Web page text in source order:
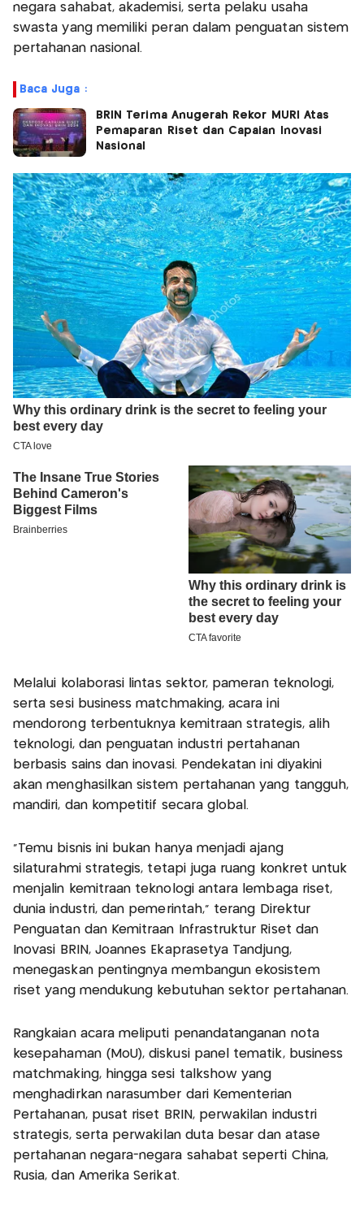
negara sahabat, akademisi, serta pelaku usaha
swasta yang memiliki peran dalam penguatan sistem
pertahanan nasional.
Baca Juga :
BRIN Terima Anugerah Rekor MURI Atas
Pemaparan Riset dan Capaian Inovasi
Nasional
Melalui kolaborasi lintas sektor, pameran teknologi,
serta sesi business matchmaking, acara ini
mendorong terbentuknya kemitraan strategis, alih
teknologi, dan penguatan industri pertahanan
berbasis sains dan inovasi. Pendekatan ini diyakini
akan menghasilkan sistem pertahanan yang tangguh,
mandiri, dan kompetitif secara global.
“Temu bisnis ini bukan hanya menjadi ajang
silaturahmi strategis, tetapi juga ruang konkret untuk
menjalin kemitraan teknologi antara lembaga riset,
dunia industri, dan pemerintah,” terang Direktur
Penguatan dan Kemitraan Infrastruktur Riset dan
Inovasi BRIN, Joannes Ekaprasetya Tandjung,
menegaskan pentingnya membangun ekosistem
riset yang mendukung kebutuhan sektor pertahanan.
Rangkaian acara meliputi penandatanganan nota
kesepahaman (MoU), diskusi panel tematik, business
matchmaking, hingga sesi talkshow yang
menghadirkan narasumber dari Kementerian
Pertahanan, pusat riset BRIN, perwakilan industri
strategis, serta perwakilan duta besar dan atase
pertahanan negara-negara sahabat seperti China,
Rusia, dan Amerika Serikat.